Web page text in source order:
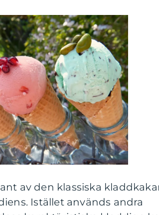
av den klassiska
Istället används andra